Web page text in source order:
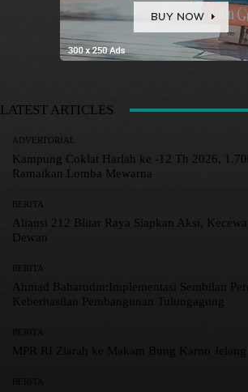
LATEST ARTICLES
ADVERTORIAL
Kampung Coklat Harlah ke -12 Th 2026,
Ramaikan Lomba Mewarna
BERITA
Aliansi 212 Blitar Raya Siapkan Aksi,
Dewan
BERITA
Ahmad Baharudin:Implementasi Sembilan
Keberhasilan Pembangunan Tulungagung
BERITA
MPR RI Ziarah ke Makam Bung Karno Jelang